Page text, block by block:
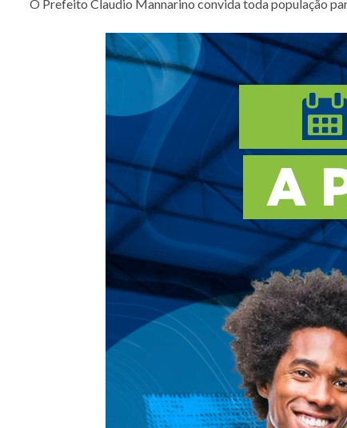
O Prefeito Claudio Mannarino convida toda população